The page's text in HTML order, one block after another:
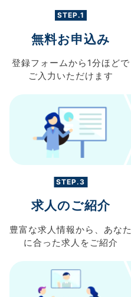
STEP.1
無料お申込み
登録フォームから 1分ほどで
ご入力 いただけます
STEP.3
求人のご紹介
豊富な求人情報から、 あなた
に合った求人を ご紹介